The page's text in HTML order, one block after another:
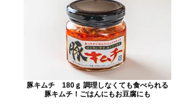
豚キムチ 180ｇ 調理しなくても食べられる
豚キムチ！ごはんにもお豆腐にも